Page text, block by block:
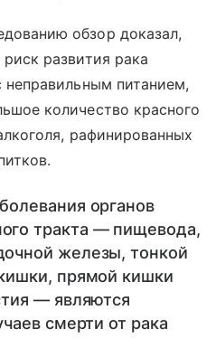
обзор доказал,
развития рака
питанием,
количество красного
рафинированных
органов
тракта — пищевода,
железы, тонкой
прямой кишки
— являются
смерти от рака